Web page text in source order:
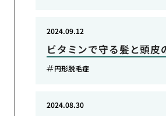
ビタミンで守る髪と頭皮
2024.09.12
円形脱毛症
2024.08.30